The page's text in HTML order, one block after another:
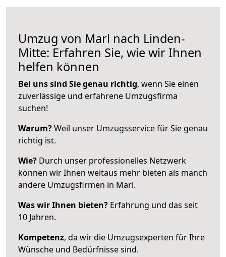
Umzug von Marl nach Linden-
Mitte: Erfahren Sie, wie wir Ihnen
helfen können
Bei uns sind Sie genau richtig, wenn Sie einen
zuverlässige und erfahrene Umzugsfirma
suchen!
Warum?Weil unser Umzugsservice für Sie genau
richtig ist.
Wie? Durch unser professionelles Netzwerk
können wir Ihnen weitaus mehr bieten als manch
andere Umzugsfirmen in Marl.
Was wir Ihnen bieten? Erfahrung und das seit
10 Jahren.
Kompetenz, da wir die Umzugsexperten für Ihre
Wünsche und Bedürfnisse sind.